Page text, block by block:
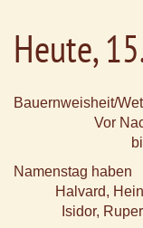
Heute,
Bauernweisheit/
Vor
Namenstag haben
Halvard,
Isidor,